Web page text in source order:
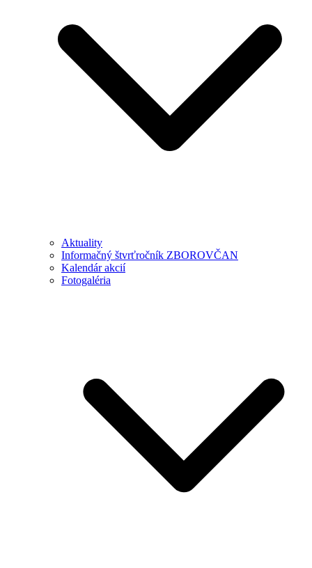
Aktuality
Informačný štvrťročník ZBOROVČAN
Kalendár akcií
Fotogaléria